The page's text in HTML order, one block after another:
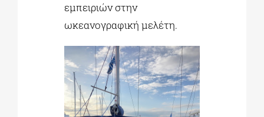
εμπειριών στην
ωκεανογραφική μελέτη.